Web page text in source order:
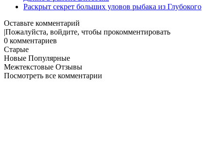
Раскрыт секрет больших уловов рыбака из Глубокого
Оставьте комментарий
Пожалуйста, войдите, чтобы прокомментировать
0 комментариев
Старые
Новые Популярные
Межтекстовые Отзывы
Посмотреть все комментарии